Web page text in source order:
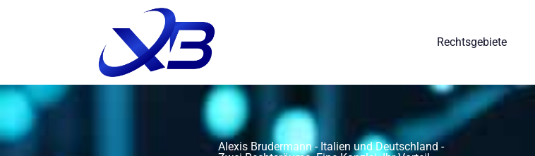
Rechtsgebiete
Alexis Brudermann - Italien und Deutschland -